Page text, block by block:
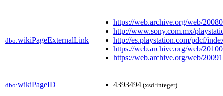
dbo:wikiPageExternalLink
https://web.archive.org/web/
http://www.sony.com.mx/
http://es.playstation.com/pdcf/
https://web.archive.org/web/
https://web.archive.org/web/
dbo:wikiPageID 4393494 (xsd:integer)